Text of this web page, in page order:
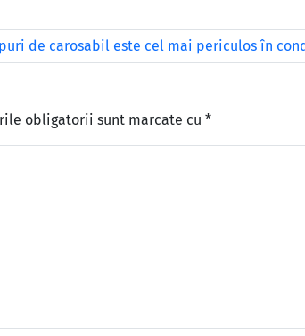
de carosabil este cel mai periculos în
obligatorii sunt marcate cu *